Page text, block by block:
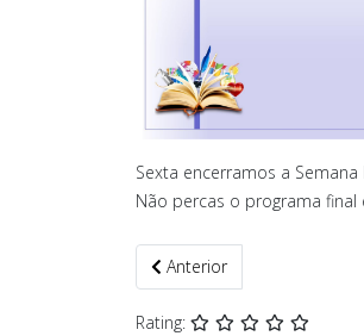
Sexta encerramos a
Não percas o programa
Artigo anterior: SEMANA
Anterior
Rating: